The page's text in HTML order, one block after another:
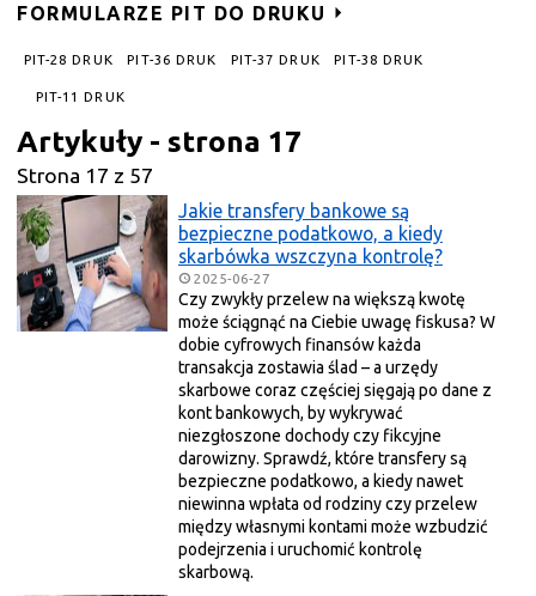
FORMULARZE PIT DO DRUKU
PIT-28 DRUK PIT-36 DRUK PIT-37 DRUK PIT-38 DRUK
PIT-11 DRUK
Artykuły - strona 17
Strona 17 z 57
Jakie transfery bankowe są
bezpieczne podatkowo, a kiedy
skarbówka wszczyna kontrolę?
2025-06-27
Czy zwykły przelew na większą kwotę
może ściągnąć na Ciebie uwagę fiskusa? W
dobie cyfrowych finansów każda
transakcja zostawia ślad – a urzędy
skarbowe coraz częściej sięgają po dane z
kont bankowych, by wykrywać
niezgłoszone dochody czy fikcyjne
darowizny. Sprawdź, które transfery są
bezpieczne podatkowo, a kiedy nawet
niewinna wpłata od rodziny czy przelew
między własnymi kontami może wzbudzić
podejrzenia i uruchomić kontrolę
skarbową.